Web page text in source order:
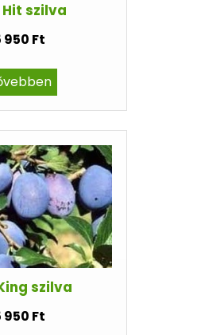
Hit szilva
950 Ft
szilva
950 Ft